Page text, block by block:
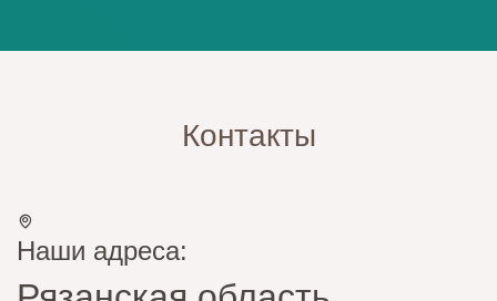
Контакты
Наши адреса: